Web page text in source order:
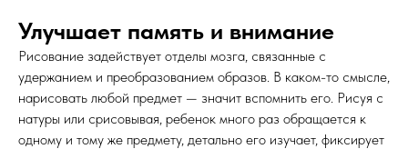
Улучшает память и внимание
Рисование задействует отделы мозга, связанные с
удержанием и преобразованием образов. В каком-то смысле,
нарисовать любой предмет — значит вспомнить его. Рисуя с
натуры или срисовывая, ребенок много раз обращается к
одному и тому же предмету, детально его изучает, фиксирует